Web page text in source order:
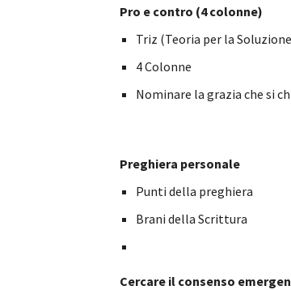
Pro e contro (4 colonne)
Triz (Teoria per la
4 Colonne
Nominare la grazia che si
Preghiera personale
Punti della preghiera
Brani della Scrittura
Cercare il consenso